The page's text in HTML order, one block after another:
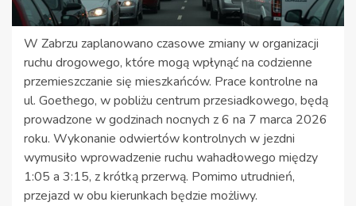
W Zabrzu zaplanowano czasowe zmiany w organizacji
ruchu drogowego, które mogą wpłynąć na codzienne
przemieszczanie się mieszkańców. Prace kontrolne na
ul. Goethego, w pobliżu centrum przesiadkowego, będą
prowadzone w godzinach nocnych z 6 na 7 marca 2026
roku. Wykonanie odwiertów kontrolnych w jezdni
wymusiło wprowadzenie ruchu wahadłowego między
1:05 a 3:15, z krótką przerwą. Pomimo utrudnień,
przejazd w obu kierunkach będzie możliwy.